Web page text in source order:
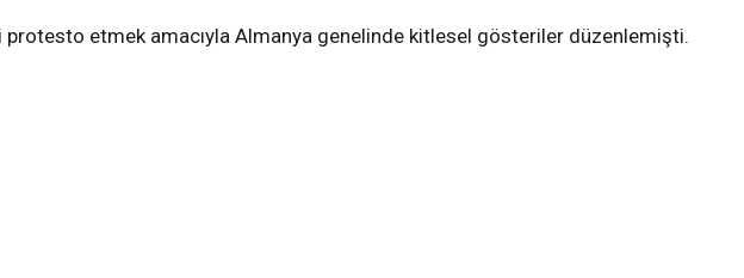
etmek amacıyla Almanya genelinde kitlesel gösteriler düzenlemişti.